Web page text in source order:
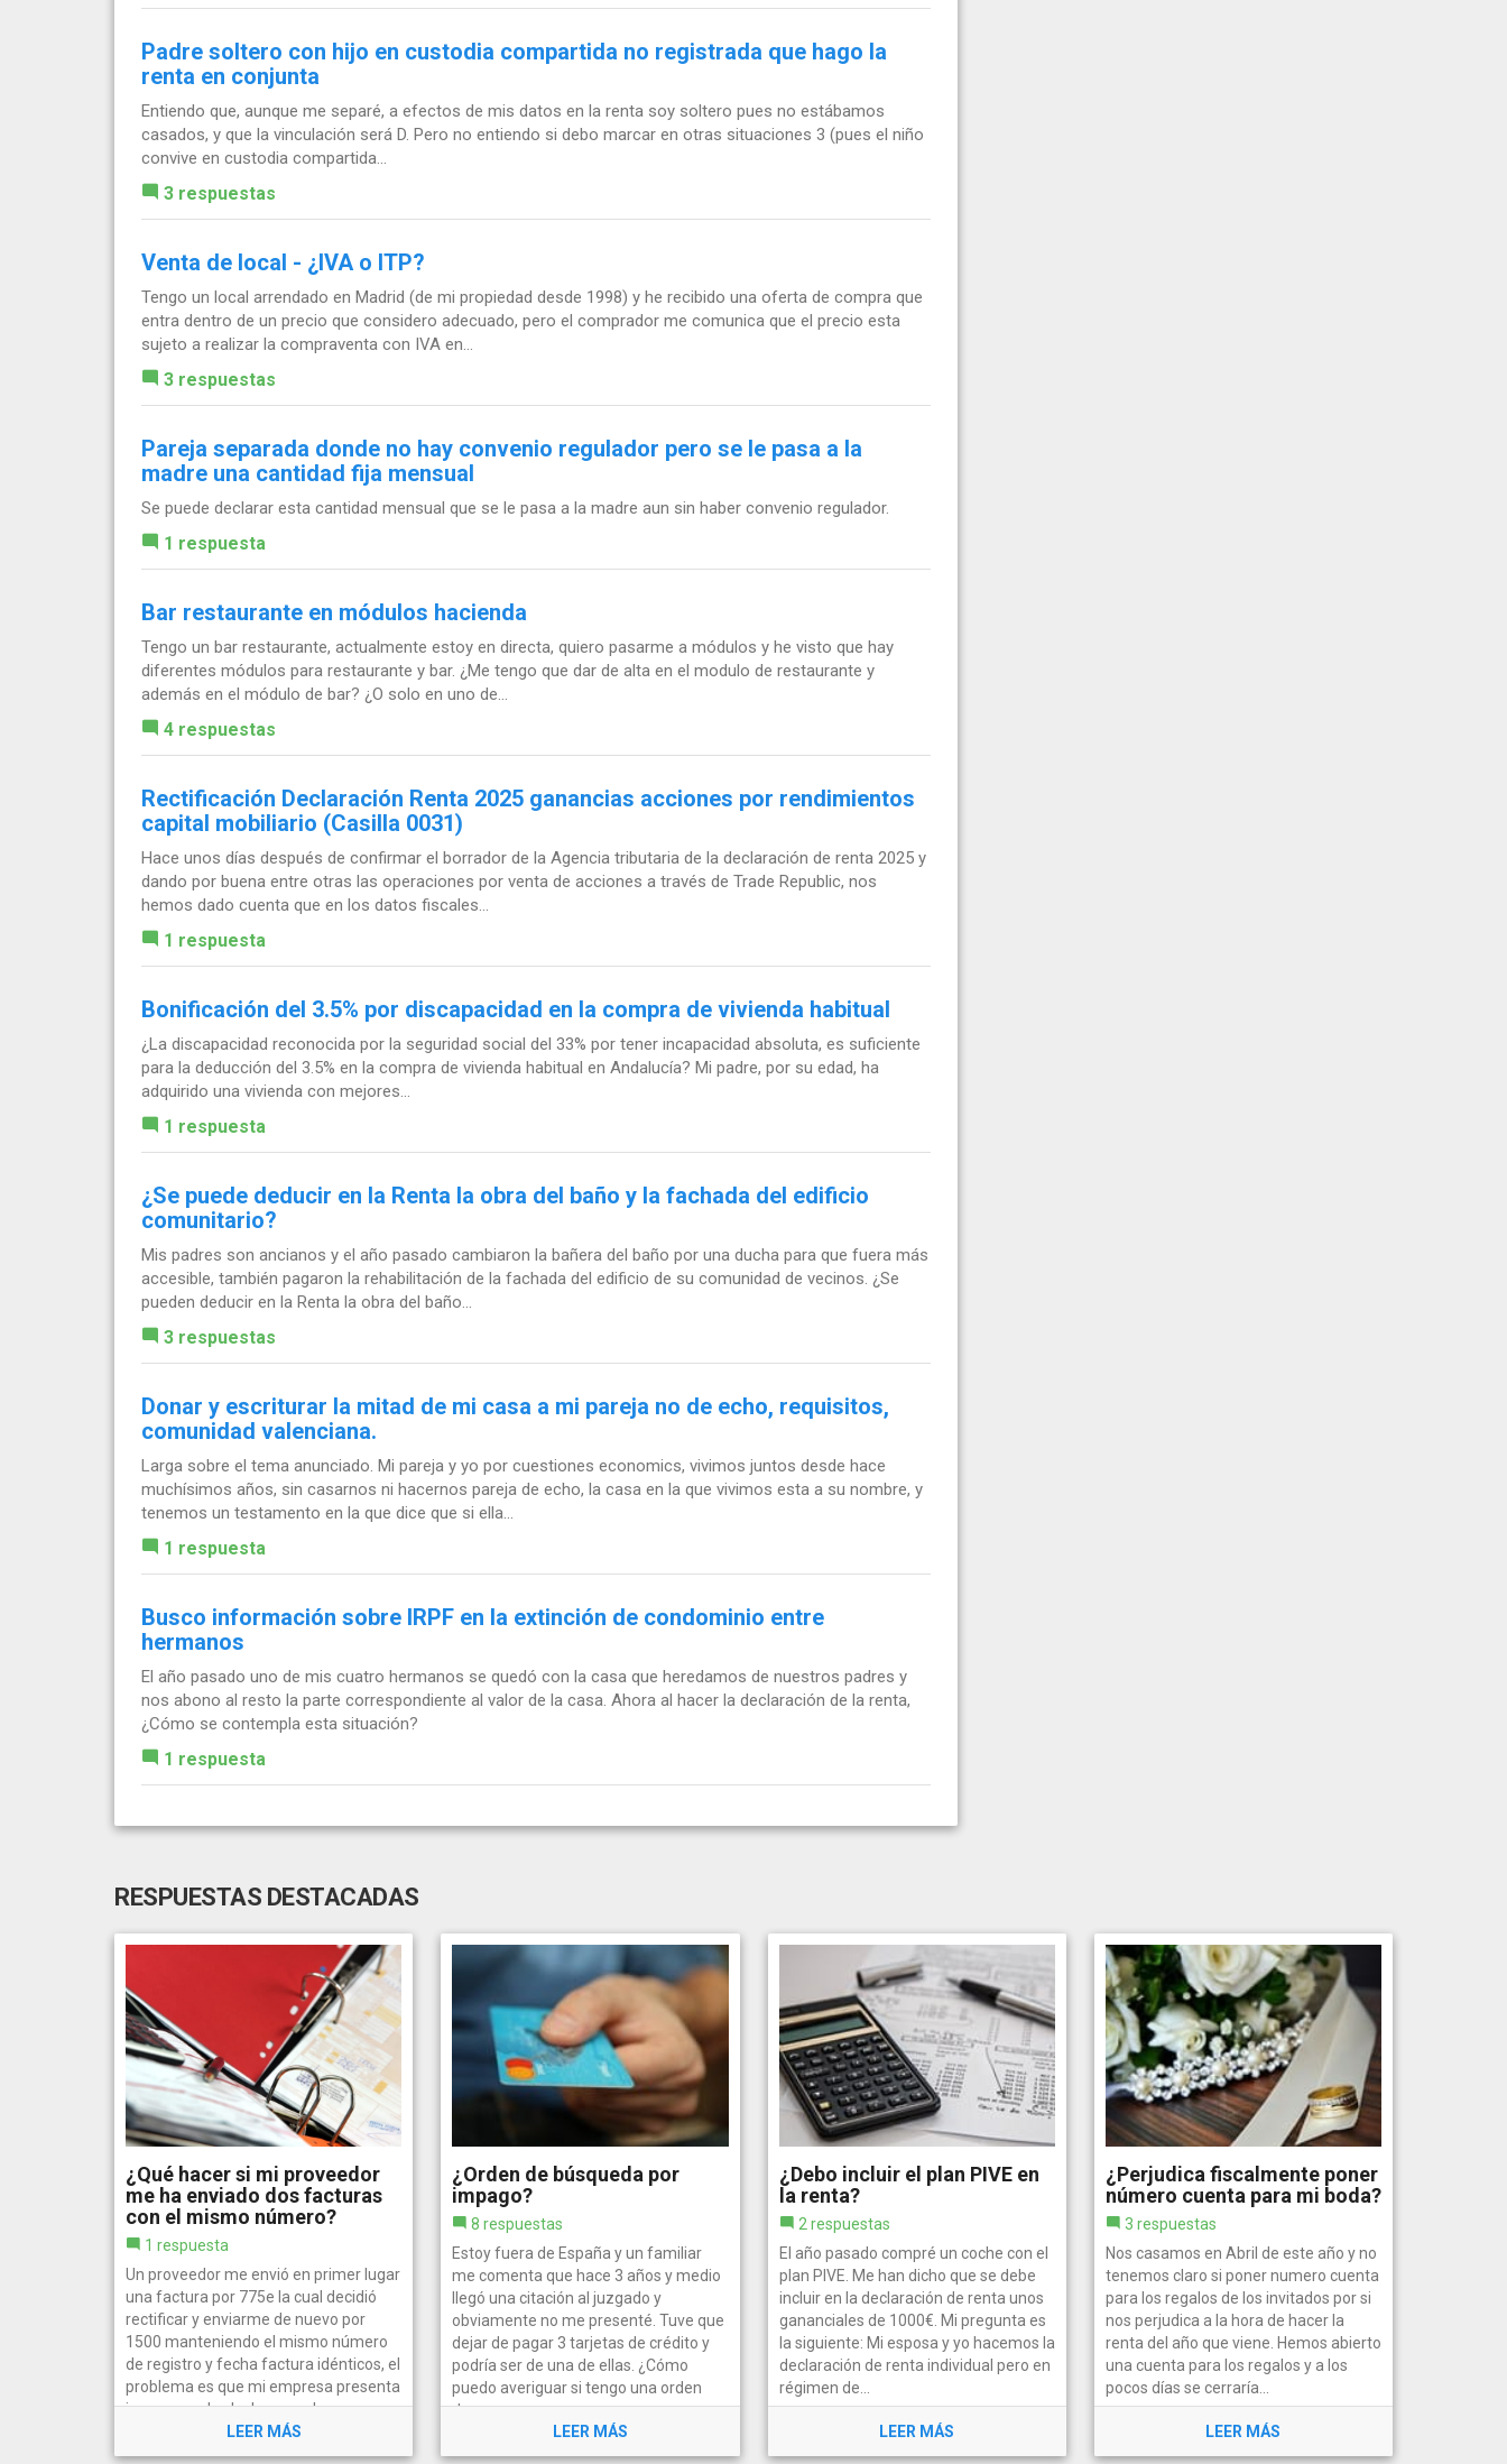
Padre soltero con hijo en custodia compartida no registrada que hago la
renta en conjunta
Entiendo que, aunque me separé, a efectos de mis datos en la renta soy soltero pues no estábamos
casados, y que la vinculación será D. Pero no entiendo si debo marcar en otras situaciones 3 (pues el niño
convive en custodia compartida...
3 respuestas
Venta de local - ¿IVA o ITP?
Tengo un local arrendado en Madrid (de mi propiedad desde 1998) y he recibido una oferta de compra que
entra dentro de un precio que considero adecuado, pero el comprador me comunica que el precio esta
sujeto a realizar la compraventa con IVA en...
3 respuestas
Pareja separada donde no hay convenio regulador pero se le pasa a la
madre una cantidad fija mensual
Se puede declarar esta cantidad mensual que se le pasa a la madre aun sin haber convenio regulador.
1 respuesta
Bar restaurante en módulos hacienda
Tengo un bar restaurante, actualmente estoy en directa, quiero pasarme a módulos y he visto que hay
diferentes módulos para restaurante y bar. ¿Me tengo que dar de alta en el modulo de restaurante y
además en el módulo de bar? ¿O solo en uno de...
4 respuestas
Rectificación Declaración Renta 2025 ganancias acciones por rendimientos
capital mobiliario (Casilla 0031)
Hace unos días después de confirmar el borrador de la Agencia tributaria de la declaración de renta 2025 y
dando por buena entre otras las operaciones por venta de acciones a través de Trade Republic, nos
hemos dado cuenta que en los datos fiscales...
1 respuesta
Bonificación del 3.5% por discapacidad en la compra de vivienda habitual
¿La discapacidad reconocida por la seguridad social del 33% por tener incapacidad absoluta, es suficiente
para la deducción del 3.5% en la compra de vivienda habitual en Andalucía? Mi padre, por su edad, ha
adquirido una vivienda con mejores...
1 respuesta
¿Se puede deducir en la Renta la obra del baño y la fachada del edificio
comunitario?
Mis padres son ancianos y el año pasado cambiaron la bañera del baño por una ducha para que fuera más
accesible, también pagaron la rehabilitación de la fachada del edificio de su comunidad de vecinos. ¿Se
pueden deducir en la Renta la obra del baño...
3 respuestas
Donar y escriturar la mitad de mi casa a mi pareja no de echo, requisitos,
comunidad valenciana.
Larga sobre el tema anunciado. Mi pareja y yo por cuestiones economics, vivimos juntos desde hace
muchísimos años, sin casarnos ni hacernos pareja de echo, la casa en la que vivimos esta a su nombre, y
tenemos un testamento en la que dice que si ella...
1 respuesta
Busco información sobre IRPF en la extinción de condominio entre
hermanos
El año pasado uno de mis cuatro hermanos se quedó con la casa que heredamos de nuestros padres y
nos abono al resto la parte correspondiente al valor de la casa. Ahora al hacer la declaración de la renta,
¿Cómo se contempla esta situación?
1 respuesta
RESPUESTAS DESTACADAS
LEER MÁS
¿Qué hacer si mi proveedor
me ha enviado dos facturas
con el mismo número?
1 respuesta
Un proveedor me envió en primer lugar
una factura por 775e la cual decidió
rectificar y enviarme de nuevo por
1500 manteniendo el mismo número
de registro y fecha factura idénticos, el
problema es que mi empresa presenta
iva mensual y declaramos la...
LEER MÁS
¿Orden de búsqueda por
impago?
8 respuestas
Estoy fuera de España y un familiar
me comenta que hace 3 años y medio
llegó una citación al juzgado y
obviamente no me presenté. Tuve que
dejar de pagar 3 tarjetas de crédito y
podría ser de una de ellas. ¿Cómo
puedo averiguar si tengo una orden
de...
LEER MÁS
¿Debo incluir el plan PIVE en
la renta?
2 respuestas
El año pasado compré un coche con el
plan PIVE. Me han dicho que se debe
incluir en la declaración de renta unos
gananciales de 1000€. Mi pregunta es
la siguiente: Mi esposa y yo hacemos la
declaración de renta individual pero en
régimen de...
LEER MÁS
¿Perjudica fiscalmente poner
número cuenta para mi boda?
3 respuestas
Nos casamos en Abril de este año y no
tenemos claro si poner numero cuenta
para los regalos de los invitados por si
nos perjudica a la hora de hacer la
renta del año que viene. Hemos abierto
una cuenta para los regalos y a los
pocos días se cerraría...